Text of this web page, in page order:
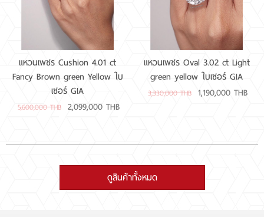
แหวนเพชร Cushion 4.01 ct
Fancy Brown green Yellow ใบ
เซอร์ GIA
5,600,000 THB 2,099,000 THB
แหวนเพชร Oval 3.02 ct Light
green yellow ใบเซอร์ GIA
3,330,000 THB 1,190,000 THB
ดูสินค้าทั้งหมด